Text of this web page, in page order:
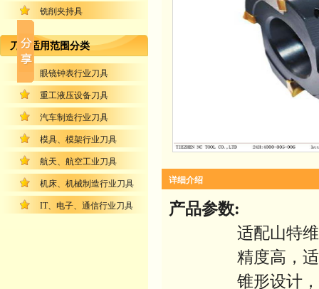
铣削夹持具
刀具适用范围分类
眼镜钟表行业刀具
重工液压设备刀具
汽车制造行业刀具
模具、模架行业刀具
航天、航空工业刀具
机床、机械制造行业刀具
IT、电子、通信行业刀具
详细介绍
产品参数:
适配山特维克
精度高，适
锥形设计，